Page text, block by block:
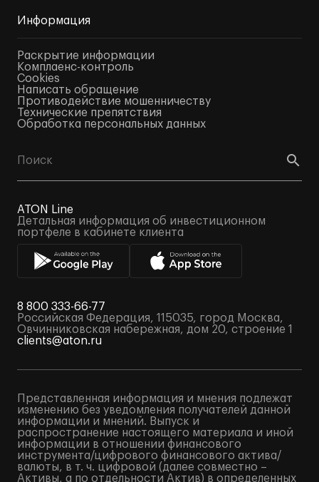
Информация
Раскрытие информации
Комплаенс-контроль
Cookies
Написать обращение
Противодействие мошенничеству
Технические препятствия
Обработка персональных данных
ATON Line
Детальная информация об инвестиционном
портфеле в кабинете клиента
8 800 333-66-77
Российская Федерация, 115035, город Москва,
Овчинниковская набережная, дом 20, строение 1
clients@aton.ru
Представленная информация и мнения подлежат
изменению без уведомления получателей данной
информации и мнений. Выпуск и
распространение настоящего материала и иной
информации в отношении финансового
инструмента/цифрового финансового актива/
валюты, в т. ч. цифровой (далее совместно –
Активы, а по отдельности Актив) в определенных